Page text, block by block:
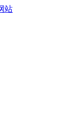
站